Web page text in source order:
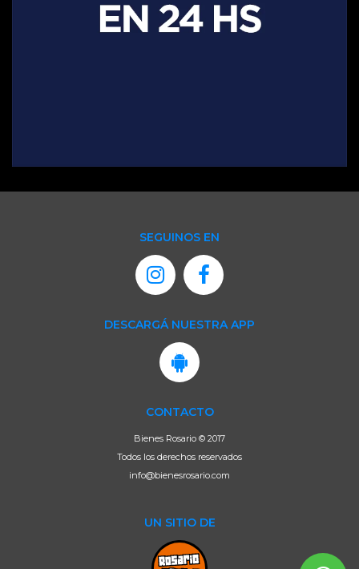
SEGUINOS EN
DESCARGÁ NUESTRA APP
CONTACTO
Bienes Rosario © 2017
Todos los derechos reservados
info@bienesrosario.com
UN SITIO DE